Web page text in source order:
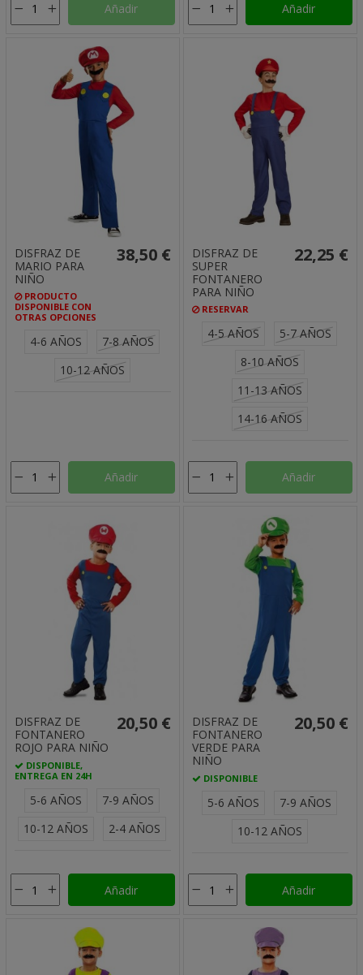
Añadir Añadir
DISFRAZ DE
MARIO PARA
NIÑO
PRODUCTO
DISPONIBLE CON
OTRAS OPCIONES
38,50 €
4-6 AÑOS
7-8 AÑOS
10-12 AÑOS
Añadir
DISFRAZ DE
SUPER
FONTANERO
PARA NIÑO
RESERVAR
22,25 €
4-5 AÑOS
5-7 AÑOS
8-10 AÑOS
11-13 AÑOS
14-16 AÑOS
Añadir
DISFRAZ DE
FONTANERO
ROJO PARA NIÑO
DISPONIBLE,
ENTREGA EN 24H
20,50 €
5-6 AÑOS
7-9 AÑOS
10-12 AÑOS
2-4 AÑOS
Añadir
DISFRAZ DE
FONTANERO
VERDE PARA
NIÑO
DISPONIBLE
20,50 €
5-6 AÑOS
7-9 AÑOS
10-12 AÑOS
Añadir